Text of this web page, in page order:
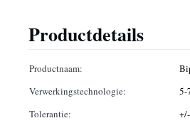
Productdetails
Productnaam:
Verwerkingstechnologie:
5-
Tolerantie: